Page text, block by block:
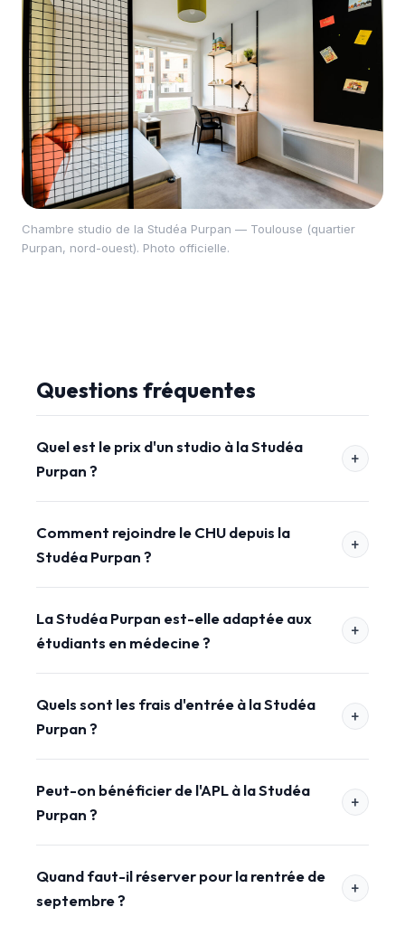
Chambre studio de la Studéa Purpan — Toulouse (quartier
Purpan, nord-ouest). Photo officielle.
Questions fréquentes
Quel est le prix d'un studio à la Studéa
Purpan ?
Comment rejoindre le CHU depuis la
Studéa Purpan ?
La Studéa Purpan est-elle adaptée aux
étudiants en médecine ?
Quels sont les frais d'entrée à la Studéa
Purpan ?
Peut-on bénéficier de l'APL à la Studéa
Purpan ?
Quand faut-il réserver pour la rentrée de
septembre ?